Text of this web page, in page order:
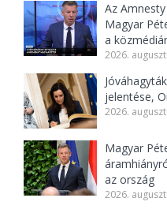
Az
Magyar
a
2026.
jelentése,
2026.
Magyar
az ország
2026.